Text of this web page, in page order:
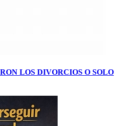
LOS DIVORCIOS O SOLO